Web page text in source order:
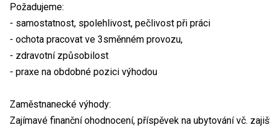
Požadujeme:
- samostatnost, spolehlivost, pečlivost při práci
- ochota pracovat ve 3směnném provozu,
- zdravotní způsobilost
- praxe na obdobné pozici výhodou
Zaměstnanecké výhody:
Zajímavé finanční ohodnocení, příspěvek na ubytování vč.